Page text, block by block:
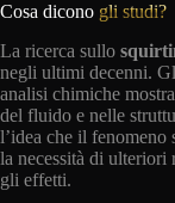
Cosa dicono gli studi?
La ricerca sullo
negli ultimi decenni.
analisi chimiche
del fluido e nelle
l’idea che il
la necessità di ulteriori
gli effetti.